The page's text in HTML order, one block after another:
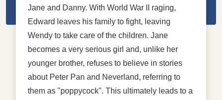
Jane and Danny. With World War II raging,
Edward leaves his family to fight, leaving
Wendy to take care of the children. Jane
becomes a very serious girl and, unlike her
younger brother, refuses to believe in stories
about Peter Pan and Neverland, referring to
them as "poppycock". This ultimately leads to a